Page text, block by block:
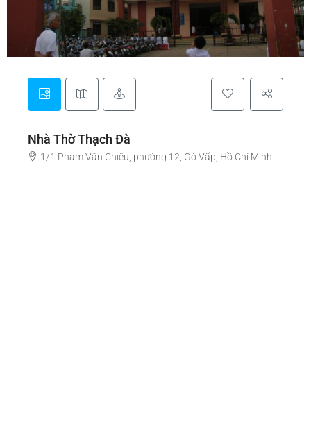
Nhà Thờ Thạch Đà
1/1 Phạm Văn Chiêu, phường 12, Gò Vấp, Hồ Chí Minh